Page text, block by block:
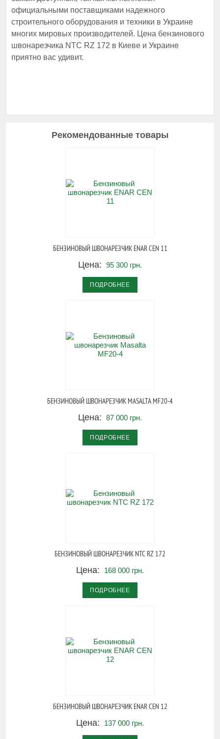
официальными поставщиками надежного
строительного оборудования и техники в Украине
многих мировых производителей. Цена бензинового
швонарезчика NTC RZ 172 в Киеве и Украине
приятно вас удивит.
Рекомендованные товары
БЕНЗИНОВЫЙ ШВОНАРЕЗЧИК ENAR CEN 11
Цена: 95 300 грн.
ПОДРОБНЕЕ
БЕНЗИНОВЫЙ ШВОНАРЕЗЧИК MASALTA MF20-4
Цена: 87 000 грн.
ПОДРОБНЕЕ
БЕНЗИНОВЫЙ ШВОНАРЕЗЧИК NTC RZ 172
Цена: 168 000 грн.
ПОДРОБНЕЕ
БЕНЗИНОВЫЙ ШВОНАРЕЗЧИК ENAR CEN 12
Цена: 137 000 грн.